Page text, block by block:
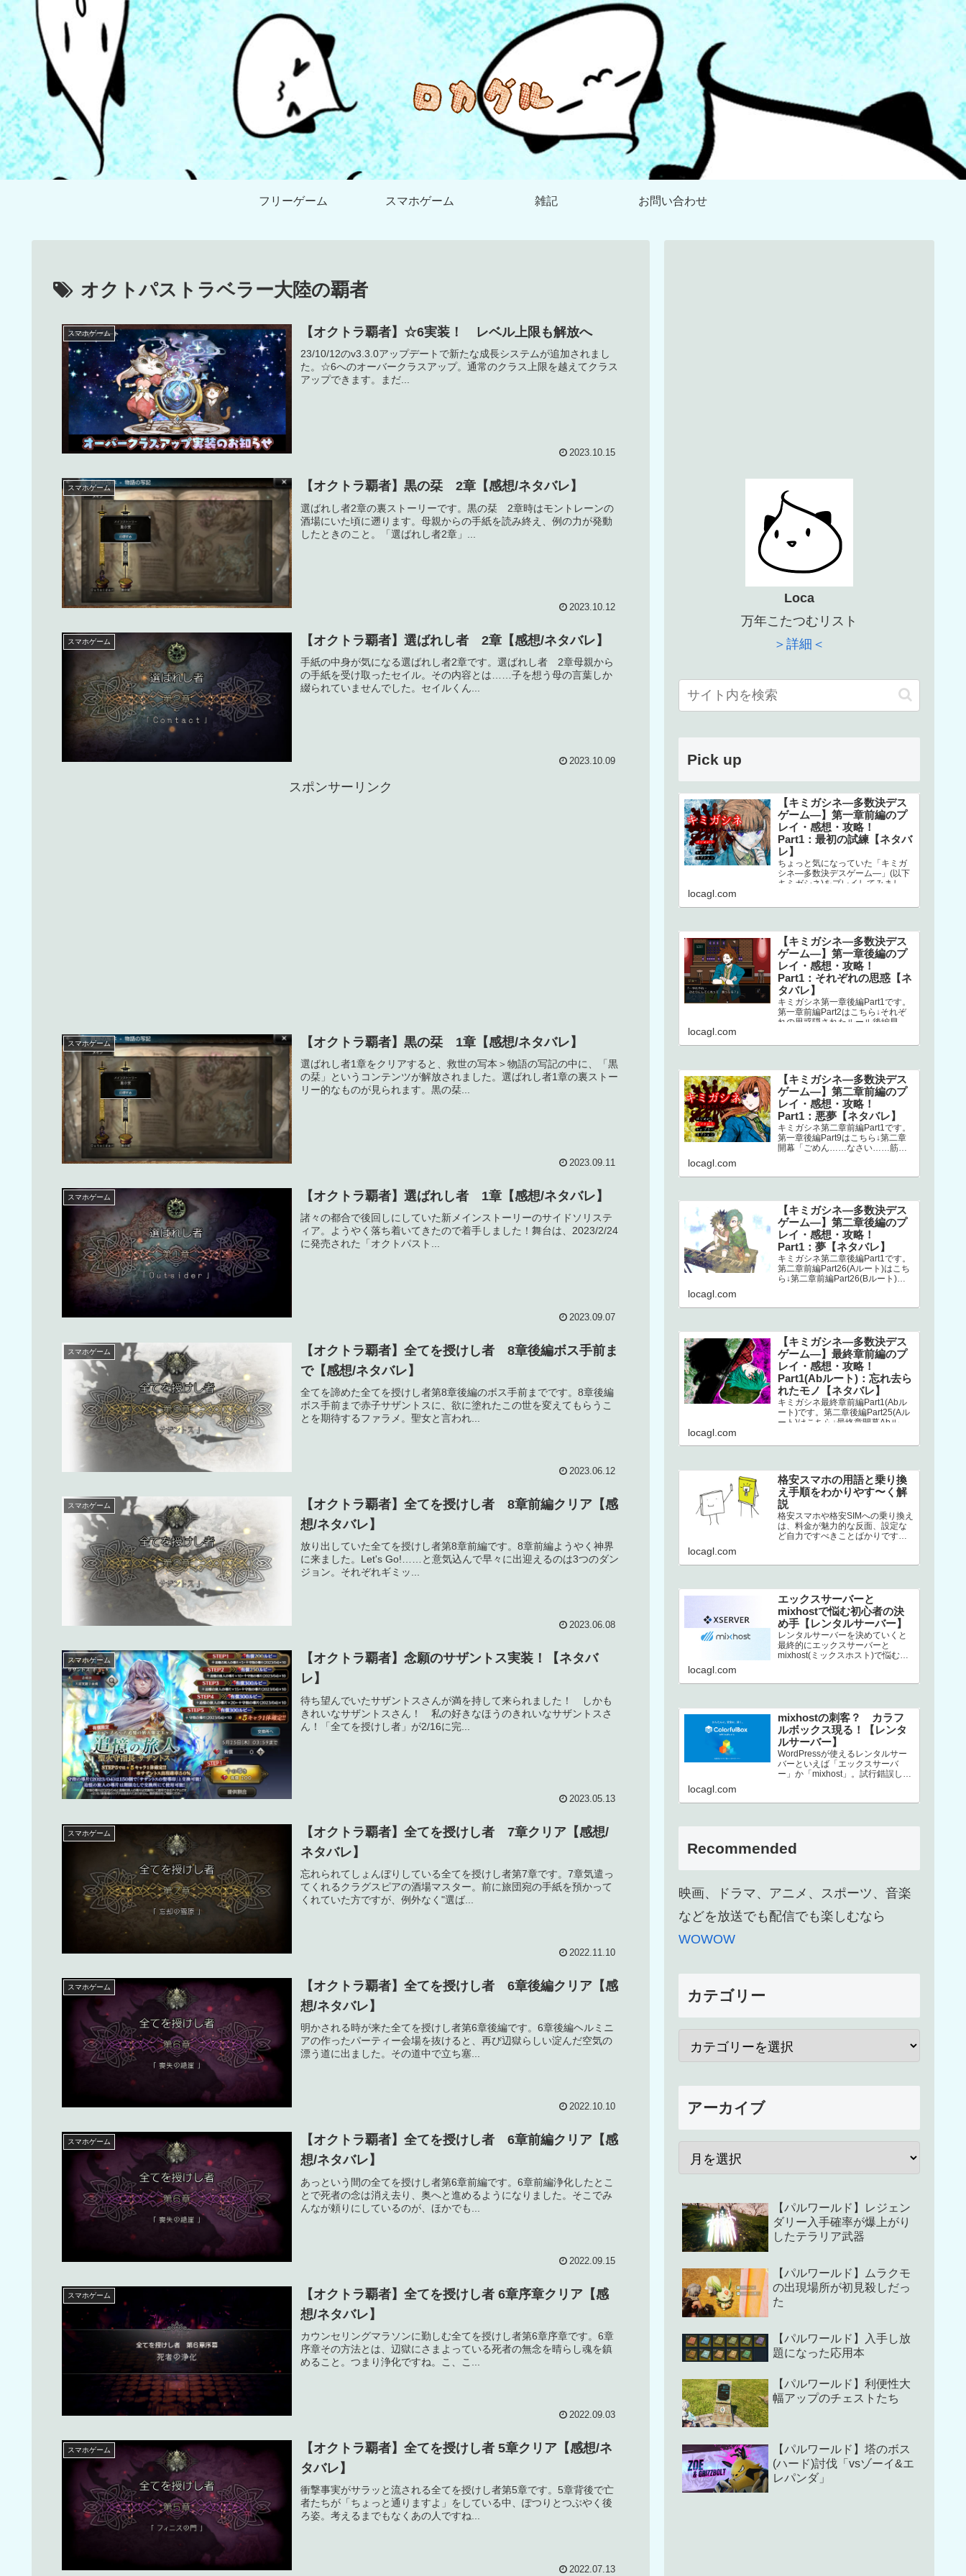
フリーゲーム スマホゲーム 雑記 お問い合わせ
オクトパストラベラー大陸の覇者
スマホゲーム 【オクトラ覇者】☆6実装！ レベル上限も解放へ
23/10/12のv3.3.0アップデートで新たな成長システムが追加されまし
た。☆6へのオーバークラスアップ。通常のクラス上限を越えてクラス
アップできます。まだ...
2023.10.15
スマホゲーム 【オクトラ覇者】黒の栞 2章【感想/ネタバレ】
選ばれし者2章の裏ストーリーです。黒の栞 2章時はモントレーンの
酒場にいた頃に遡ります。母親からの手紙を読み終え、例の力が発動
したときのこと。「選ばれし者2章」...
2023.10.12
スマホゲーム 【オクトラ覇者】選ばれし者 2章【感想/ネタバレ】
手紙の中身が気になる選ばれし者2章です。選ばれし者 2章母親から
の手紙を受け取ったセイル。その内容とは……子を想う母の言葉しか
綴られていませんでした。セイルくん...
2023.10.09
スポンサーリンク
スマホゲーム 【オクトラ覇者】黒の栞 1章【感想/ネタバレ】
選ばれし者1章をクリアすると、救世の写本＞物語の写記の中に、「黒
の栞」というコンテンツが解放されました。選ばれし者1章の裏ストー
リー的なものが見られます。黒の栞...
2023.09.11
スマホゲーム 【オクトラ覇者】選ばれし者 1章【感想/ネタバレ】
諸々の都合で後回しにしていた新メインストーリーのサイドソリステ
ィア。ようやく落ち着いてきたので着手しました！舞台は、2023/2/24
に発売された「オクトパスト...
2023.09.07
スマホゲーム
【オクトラ覇者】全てを授けし者 8章後編ボス手前ま
で【感想/ネタバレ】
全てを諦めた全てを授けし者第8章後編のボス手前までです。8章後編
ボス手前まで赤子サザントスに、欲に塗れたこの世を変えてもらうこ
とを期待するファラメ。聖女と言われ...
2023.06.12
スマホゲーム
【オクトラ覇者】全てを授けし者 8章前編クリア【感
想/ネタバレ】
放り出していた全てを授けし者第8章前編です。8章前編ようやく神界
に来ました。Let's Go!……と意気込んで早々に出迎えるのは3つのダン
ジョン。それぞれギミッ...
2023.06.08
スマホゲーム
【オクトラ覇者】念願のサザントス実装！【ネタバ
レ】
待ち望んでいたサザントスさんが満を持して来られました！ しかも
きれいなサザントスさん！ 私の好きなほうのきれいなサザントスさ
ん！「全てを授けし者」が2/16に完...
2023.05.13
スマホゲーム
【オクトラ覇者】全てを授けし者 7章クリア【感想/
ネタバレ】
忘れられてしょんぼりしている全てを授けし者第7章です。7章気遣っ
てくれるクラグスピアの酒場マスター。前に旅団宛の手紙を預かって
くれていた方ですが、例外なく"選ば...
2022.11.10
スマホゲーム
【オクトラ覇者】全てを授けし者 6章後編クリア【感
想/ネタバレ】
明かされる時が来た全てを授けし者第6章後編です。6章後編ヘルミニ
アの作ったパーティー会場を抜けると、再び辺獄らしい淀んだ空気の
漂う道に出ました。その道中で立ち塞...
2022.10.10
スマホゲーム
【オクトラ覇者】全てを授けし者 6章前編クリア【感
想/ネタバレ】
あっという間の全てを授けし者第6章前編です。6章前編浄化したとこ
とで死者の念は消え去り、奥へと進めるようになりました。そこでみ
んなが頼りにしているのが、ほかでも...
2022.09.15
スマホゲーム
【オクトラ覇者】全てを授けし者 6章序章クリア【感
想/ネタバレ】
カウンセリングマラソンに勤しむ全てを授けし者第6章序章です。6章
序章その方法とは、辺獄にさまよっている死者の無念を晴らし魂を鎮
めること。つまり浄化ですね。こ、こ...
2022.09.03
スマホゲーム
【オクトラ覇者】全てを授けし者 5章クリア【感想/ネ
タバレ】
衝撃事実がサラッと流される全てを授けし者第5章です。5章背後で亡
者たちが「ちょっと通りますよ」をしている中、ぽつりとつぶやく後
ろ姿。考えるまでもなくあの人ですね...
2022.07.13
Loca
万年こたつむリスト
＞詳細＜
Pick up
【キミガシネ―多数決デス
ゲーム―】第一章前編のプ
レイ・感想・攻略！
Part1：最初の試練【ネタバ
レ】
ちょっと気になっていた「キミガ
シネ―多数決デスゲーム―」(以下
キミガシネ)をプレイしてみまし
locagl.com
【キミガシネ―多数決デス
ゲーム―】第一章後編のプ
レイ・感想・攻略！
Part1：それぞれの思惑【ネ
タバレ】
キミガシネ第一章後編Part1です。
第一章前編Part2はこちら↓それぞ
れの思惑隠されたルール後編早々
locagl.com
【キミガシネ―多数決デス
ゲーム―】第二章前編のプ
レイ・感想・攻略！
Part1：悪夢【ネタバレ】
キミガシネ第二章前編Part1です。
第一章後編Part9はこちら↓第二章
開幕「ごめん……なさい……筋肉
ら…
locagl.com
【キミガシネ―多数決デス
ゲーム―】第二章後編のプ
レイ・感想・攻略！
Part1：夢【ネタバレ】
キミガシネ第二章後編Part1です。
第二章前編Part26(Aルート)はこち
ら↓第二章前編Part26(Bルート)は
locagl.com
【キミガシネ―多数決デス
ゲーム―】最終章前編のプ
レイ・感想・攻略！
Part1(Abルート)：忘れ去ら
れたモノ【ネタバレ】
キミガシネ最終章前編Part1(Abル
ート)です。第二章後編Part25(Aル
ート)はこちら↓最終章開幕Abルー
locagl.com
格安スマホの用語と乗り換
え手順をわかりやす〜く解
説
格安スマホや格安SIMへの乗り換え
は、料金が魅力的な反面、設定な
ど自力ですべきことばかりです。
まって…
locagl.com
エックスサーバーと
mixhostで悩む初心者の決
め手【レンタルサーバー】
レンタルサーバーを決めていくと
最終的にエックスサーバーと
mixhost(ミックスホスト)で悩むと
フ…
locagl.com
mixhostの刺客？ カラフ
ルボックス現る！【レンタ
ルサーバー】
WordPressが使えるレンタルサー
バーといえば「エックスサーバ
ー」か「mixhost」。試行錯誤した
locagl.com
Recommended
映画、ドラマ、アニメ、スポーツ、音楽
などを放送でも配信でも楽しむなら
WOWOW
カテゴリー
アーカイブ
【パルワールド】レジェン
ダリー入手確率が爆上がり
したテラリア武器
【パルワールド】ムラクモ
の出現場所が初見殺しだっ
た
【パルワールド】入手し放
題になった応用本
【パルワールド】利便性大
幅アップのチェストたち
【パルワールド】塔のボス
(ハード)討伐「vsゾーイ&エ
レパンダ」